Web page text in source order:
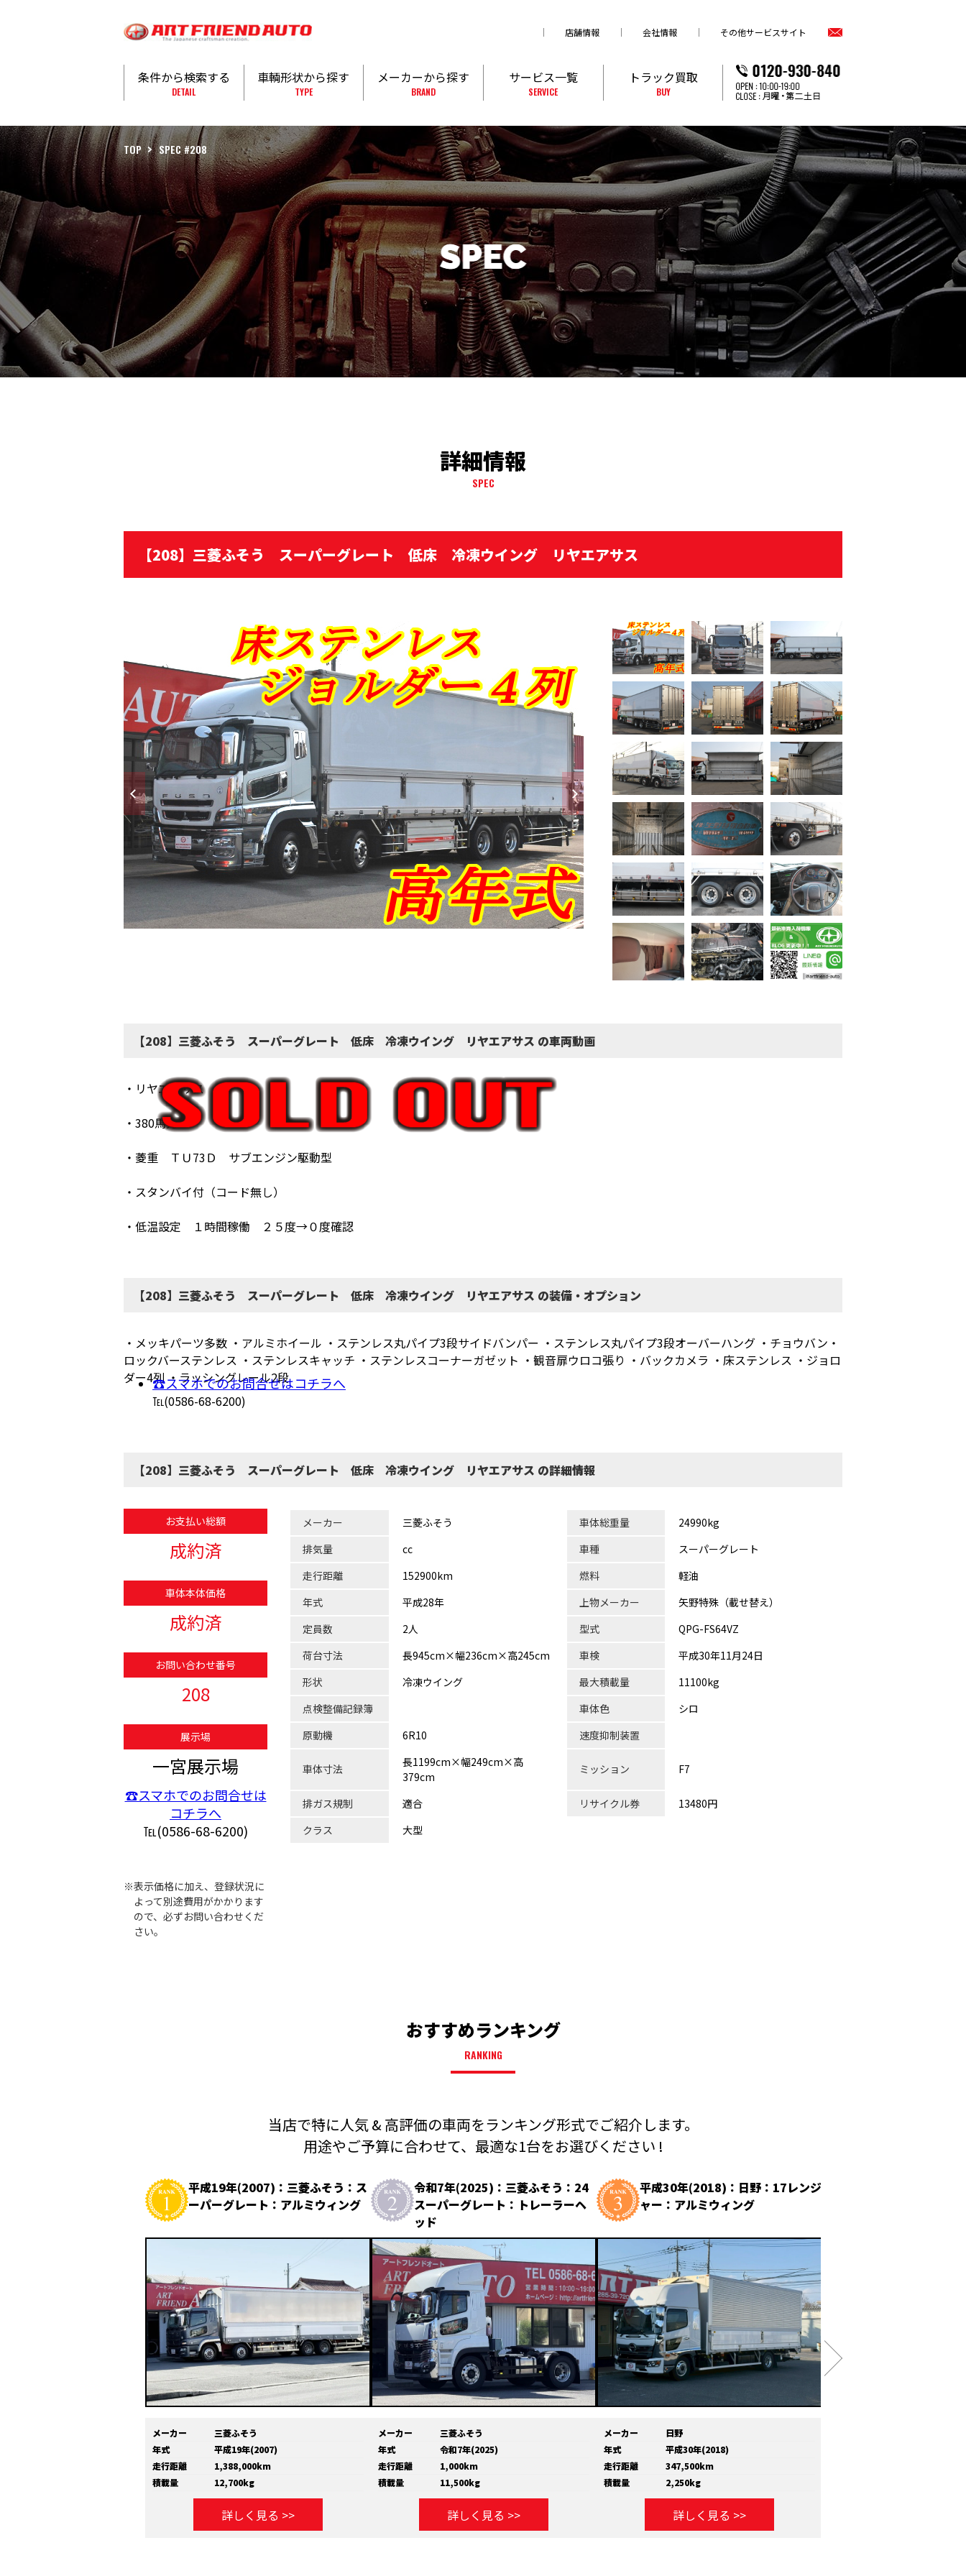
店舗情報 会社情報 その他サービスサイト
条件から検索する
DETAIL
車輌形状から探す
TYPE
メーカーから探す
BRAND
サービス一覧
SERVICE
トラック買取
BUY
TOP SPEC #208
詳細情報
SPEC
【208】三菱ふそう スーパーグレート 低床 冷凍ウイング リヤエアサス
【208】三菱ふそう スーパーグレート 低床 冷凍ウイング リヤエアサス の車両動画
・リヤエアサス
・380馬力
・菱重 ＴＵ73Ｄ サブエンジン駆動型
・スタンバイ付（コード無し）
・低温設定 １時間稼働 ２５度→０度確認
【208】三菱ふそう スーパーグレート 低床 冷凍ウイング リヤエアサス の装備・オプション
・メッキパーツ多数 ・アルミホイール ・ステンレス丸パイプ3段サイドバンパー ・ステンレス丸パイプ3段オーバーハング ・チョウバン・
ロックバーステンレス ・ステンレスキャッチ ・ステンレスコーナーガゼット ・観音扉ウロコ張り ・バックカメラ ・床ステンレス ・ジョロ
ダー4列 ・ラッシングレール2段
☎スマホでのお問合せはコチラへ
℡(0586-68-6200)
【208】三菱ふそう スーパーグレート 低床 冷凍ウイング リヤエアサス の詳細情報
お支払い総額
成約済
車体本体価格
成約済
お問い合わせ番号
208
展示場
一宮展示場
☎スマホでのお問合せは
コチラへ
℡(0586-68-6200)
※表示価格に加え、登録状況に
よって別途費用がかかります
ので、必ずお問い合わせくだ
さい。
メーカー 三菱ふそう 車体総重量
24990kg
排気量
cc 車種
スーパーグレート
走行距離
152900km 燃料
軽油
年式
平成28年 上物メーカー
矢野特殊（載せ替え）
定員数
2人 型式
QPG-FS64VZ
荷台寸法
長945cm×幅236cm×高245cm 車検
平成30年11月24日
形状
冷凍ウイング 最大積載量
11100kg
点検整備記録簿
車体色
シロ
原動機
6R10 速度抑制装置
車体寸法
長1199cm×幅249cm×高
379cm
ミッション F7
排ガス規制 適合 リサイクル券
13480円
クラス
大型
おすすめランキング
RANKING
当店で特に人気 & 高評価の車両をランキング形式でご紹介します。
用途やご予算に合わせて、 最適な1台をお選びください !
平成19年(2007)：三菱ふそう：ス
ーパーグレート：アルミウィング
メーカー
三菱ふそう
年式
平成19年(2007)
走行距離
1,388,000km
積載量
12,700kg
詳しく見る >>
令和7年(2025)：三菱ふそう：24
スーパーグレート：トレーラーヘ
ッド
メーカー
三菱ふそう
年式
令和7年(2025)
走行距離
1,000km
積載量
11,500kg
詳しく見る >>
平成30年(2018)：日野：17レンジ
ャー：アルミウィング
メーカー
日野
年式
平成30年(2018)
走行距離
347,500km
積載量
2,250kg
詳しく見る >>